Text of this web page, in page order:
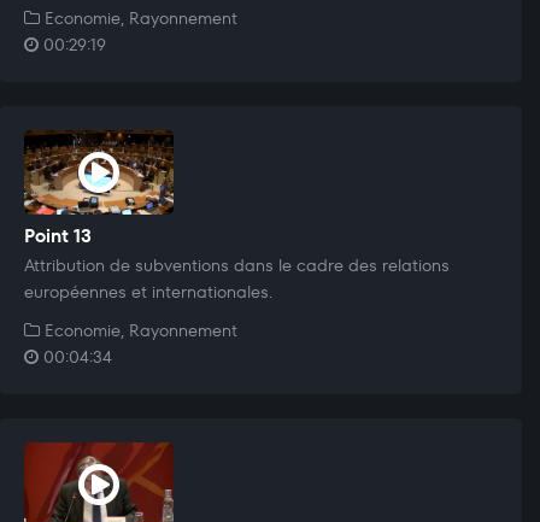
Economie, Rayonnement
00:29:19
Point 13
Attribution de subventions dans le cadre des relations
européennes et internationales.
Economie, Rayonnement
00:04:34